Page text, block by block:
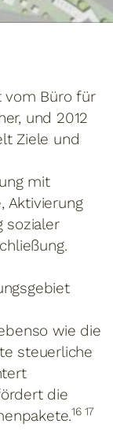
vom Büro für
und 2012
Ziele und
mit
Aktivierung
sozialer
wie die
steuerliche
die
16 17